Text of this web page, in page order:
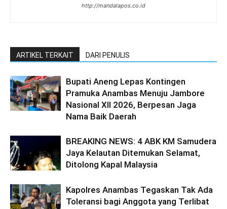
http://mandalapos.co.id
ARTIKEL TERKAIT DARI PENULIS
Bupati Aneng Lepas Kontingen
Pramuka Anambas Menuju Jambore
Nasional XII 2026, Berpesan Jaga
Nama Baik Daerah
BREAKING NEWS: 4 ABK KM Samudera
Jaya Kelautan Ditemukan Selamat,
Ditolong Kapal Malaysia
Kapolres Anambas Tegaskan Tak Ada
Toleransi bagi Anggota yang Terlibat